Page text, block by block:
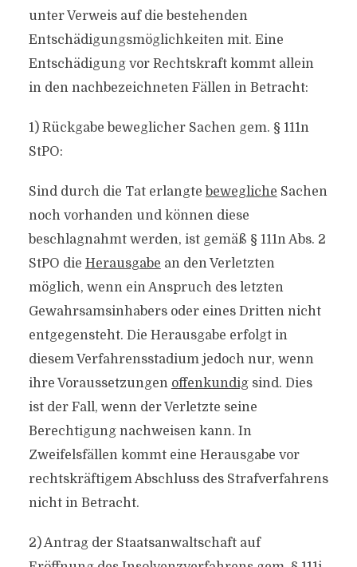
unter Verweis auf die bestehenden
Entschädigungsmöglichkeiten mit. Eine
Entschädigung vor Rechtskraft kommt allein
in den nachbezeichneten Fällen in Betracht:
1) Rückgabe beweglicher Sachen gem. § 111n
StPO:
Sind durch die Tat erlangte bewegliche Sachen
noch vorhanden und können diese
beschlagnahmt werden, ist gemäß § 111n Abs. 2
StPO die Herausgabe an den Verletzten
möglich, wenn ein Anspruch des letzten
Gewahrsamsinhabers oder eines Dritten nicht
entgegensteht. Die Herausgabe erfolgt in
diesem Verfahrensstadium jedoch nur, wenn
ihre Voraussetzungen offenkundigsind. Dies
ist der Fall, wenn der Verletzte seine
Berechtigung nachweisen kann. In
Zweifelsfällen kommt eine Herausgabe vor
rechtskräftigem Abschluss des Strafverfahrens
nicht in Betracht.
2) Antrag der Staatsanwaltschaft auf